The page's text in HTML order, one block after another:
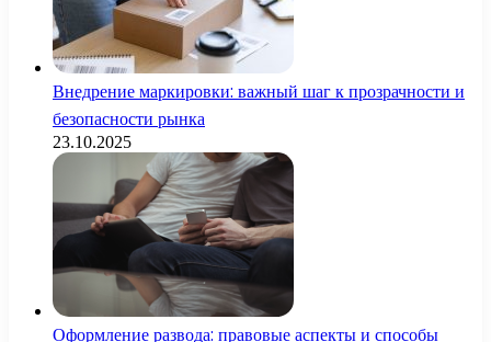
Внедрение маркировки: важный шаг к прозрачности и
безопасности рынка
23.10.2025
Оформление развода: правовые аспекты и способы